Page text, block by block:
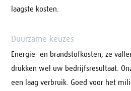
laagste kosten.
Duurzame keuzes
Energie- en brandstofkosten; ze
drukken wel uw bedrijfsresultaat.
een laag verbruik. Goed voor het